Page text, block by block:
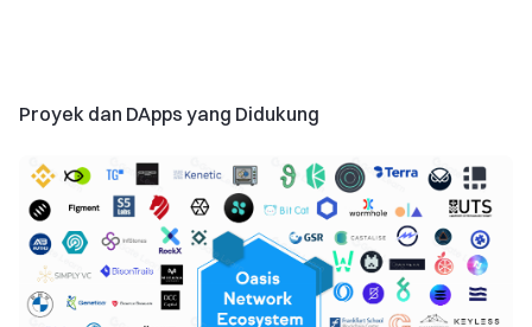
Proyek dan DApps yang Didukung